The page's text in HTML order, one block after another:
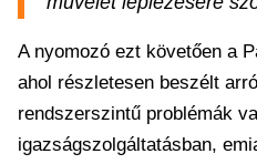
A nyomozó ezt követően a
ahol részletesen beszélt
rendszerszintű problémák
igazságszolgáltatásban,